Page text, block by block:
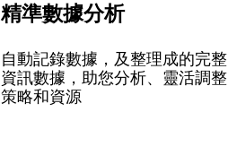
精準數據分析
自動記錄數據，及整理成的完整
資訊數據，助您分析、靈活調整
策略和資源